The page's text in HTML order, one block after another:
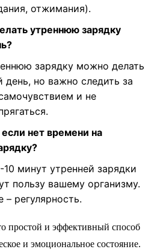
отжимания).
утреннюю зарядку
зарядку можно делать
день, но важно следить за
и не
нет времени на
минут утренней зарядки
пользу вашему организму.
– регулярность.
простой и эффективный способ
и эмоциональное состояние.